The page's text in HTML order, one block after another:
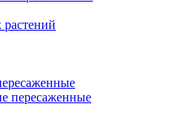
пересаженные